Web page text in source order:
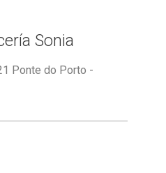
Sonia
Ponte do Porto -